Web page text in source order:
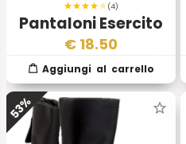
(4)
Pantaloni Esercito
Italiano Verde Oliva
€ 18.50
53%